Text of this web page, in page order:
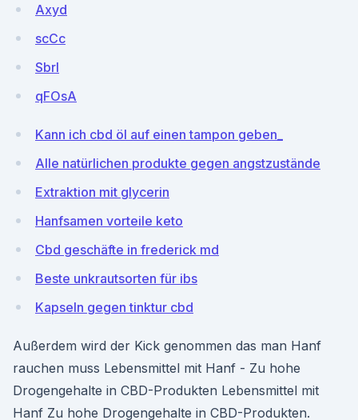
Axyd
scCc
Sbrl
qFOsA
Kann ich cbd öl auf einen tampon geben_
Alle natürlichen produkte gegen angstzustände
Extraktion mit glycerin
Hanfsamen vorteile keto
Cbd geschäfte in frederick md
Beste unkrautsorten für ibs
Kapseln gegen tinktur cbd
Außerdem wird der Kick genommen das man Hanf
rauchen muss Lebensmittel mit Hanf - Zu hohe
Drogengehalte in CBD-Produkten Lebensmittel mit
Hanf Zu hohe Drogengehalte in CBD-Produkten.